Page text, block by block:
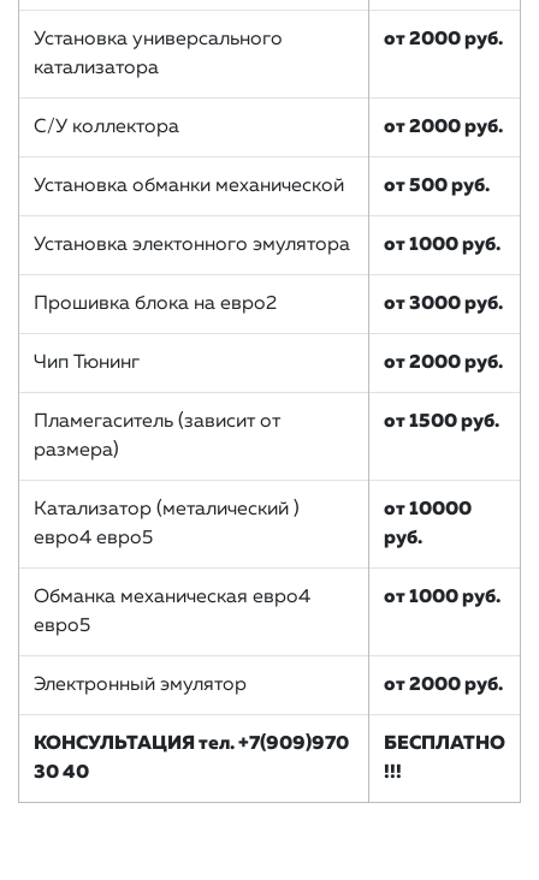
Установка универсального
катализатора
от 2000 руб.
С/У коллектора от 2000 руб.
Установка обманки механической от 500 руб.
Установка электонного эмулятора от 1000 руб.
Прошивка блока на евро2 от 3000 руб.
Чип Тюнинг от 2000 руб.
Пламегаситель (зависит от
размера)
от 1500 руб.
Катализатор (металический )
евро4 евро5
от 10000
руб.
Обманка механическая евро4
евро5
от 1000 руб.
Электронный эмулятор от 2000 руб.
КОНСУЛЬТАЦИЯ тел. +7(909)970
30 40
БЕСПЛАТНО
!!!